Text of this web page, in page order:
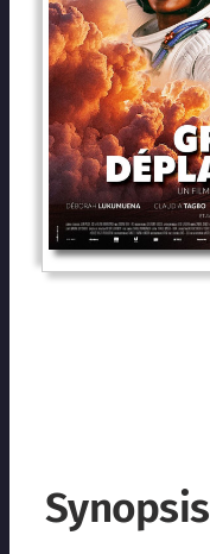
Synopsis